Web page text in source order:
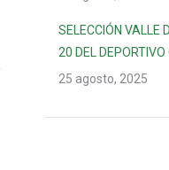
SELECCIÓN VALLE
20 DEL DEPORTIVO
25 agosto, 2025